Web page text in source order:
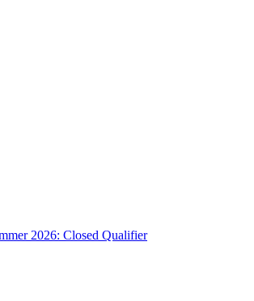
2026: Closed Qualifier